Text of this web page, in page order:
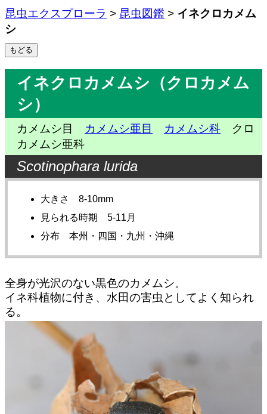
昆虫エクスプローラ > 昆虫図鑑 > イネクロカメム
シ
イネクロカメムシ（クロカメム
シ）
カメムシ目 カメムシ亜目 カメムシ科 クロ
カメムシ亜科
Scotinophara lurida
大きさ 8-10mm
見られる時期 5-11月
分布 本州・四国・九州・沖縄
全身が光沢のない黒色のカメムシ。
イネ科植物に付き、水田の害虫としてよく知られ
る。